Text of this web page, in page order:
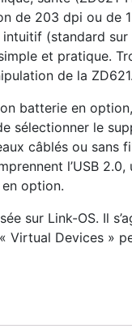
de 203 dpi ou de
(standard
et pratique.
de la ZD621.
batterie en
sélectionner le
câblés ou sans
l’USB 2.0,
option.
sur Link-OS. Il
Virtual Devices »